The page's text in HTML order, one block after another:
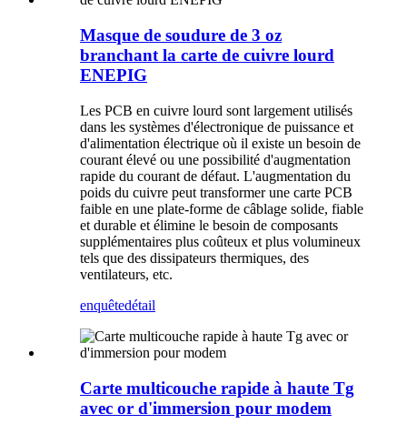
Masque de soudure de 3 oz
branchant la carte de cuivre lourd
ENEPIG
Les PCB en cuivre lourd sont largement utilisés
dans les systèmes d'électronique de puissance et
d'alimentation électrique où il existe un besoin de
courant élevé ou une possibilité d'augmentation
rapide du courant de défaut. L'augmentation du
poids du cuivre peut transformer une carte PCB
faible en une plate-forme de câblage solide, fiable
et durable et élimine le besoin de composants
supplémentaires plus coûteux et plus volumineux
tels que des dissipateurs thermiques, des
ventilateurs, etc.
enquêtedétail
Carte multicouche rapide à haute Tg
avec or d'immersion pour modem